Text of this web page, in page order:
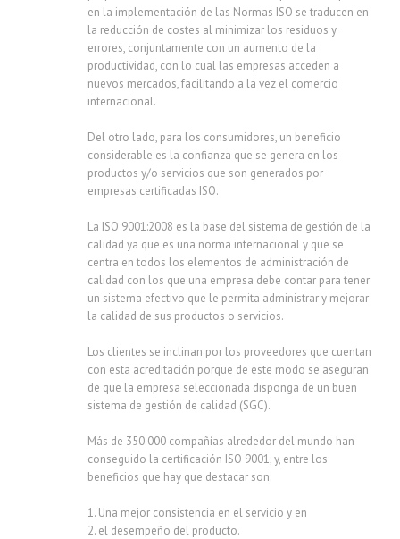
en la implementación de las Normas ISO se traducen en
la reducción de costes al minimizar los residuos y
errores, conjuntamente con un aumento de la
productividad, con lo cual las empresas acceden a
nuevos mercados, facilitando a la vez el comercio
internacional.
Del otro lado, para los consumidores, un beneficio
considerable es la confianza que se genera en los
productos y/o servicios que son generados por
empresas certificadas ISO.
La ISO 9001:2008 es la base del sistema de gestión de la
calidad ya que es una norma internacional y que se
centra en todos los elementos de administración de
calidad con los que una empresa debe contar para tener
un sistema efectivo que le permita administrar y mejorar
la calidad de sus productos o servicios.
Los clientes se inclinan por los proveedores que cuentan
con esta acreditación porque de este modo se aseguran
de que la empresa seleccionada disponga de un buen
sistema de gestión de calidad (SGC).
Más de 350.000 compañías alrededor del mundo han
conseguido la certificación ISO 9001; y, entre los
beneficios que hay que destacar son:
1. Una mejor consistencia en el servicio y en
2. el desempeño del producto.